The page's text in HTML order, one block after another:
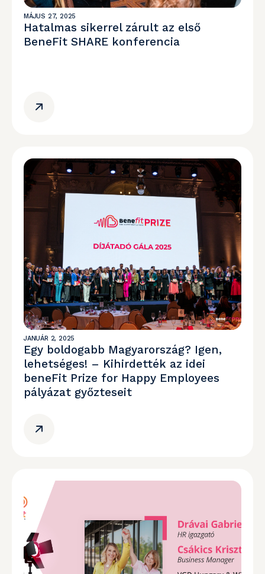
MÁJUS 27, 2025
Hatalmas sikerrel zárult az első
BeneFit SHARE konferencia
JANUÁR 2, 2025
Egy boldogabb Magyarország? Igen,
lehetséges! – Kihirdették az idei
beneFit Prize for Happy Employees
pályázat győzteseit